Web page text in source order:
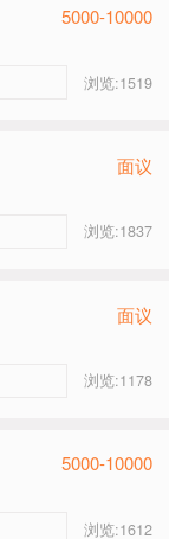
5000-10000
浏览:1519
面议
浏览:1837
面议
浏览:1178
5000-10000
浏览:1612